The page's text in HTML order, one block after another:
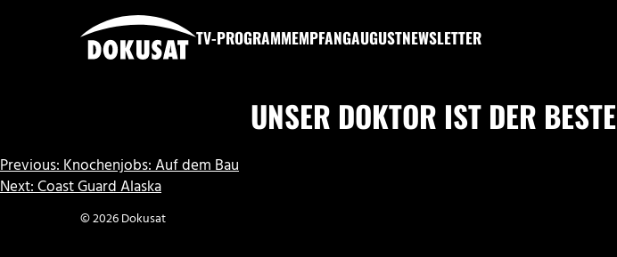
TV-PROGRAMMEMPFANGAUGUSTNEWSLETTER
UNSER DOKTOR IST DER BESTE
BEITRAGSNAVIGATION
Previous:Knochenjobs: Auf dem Bau
Next:Coast Guard Alaska
© 2026 Dokusat